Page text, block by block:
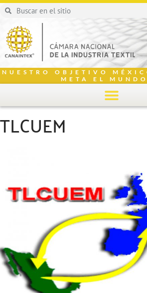
NUESTRO OBJETIVO
META EL
TLCUEM